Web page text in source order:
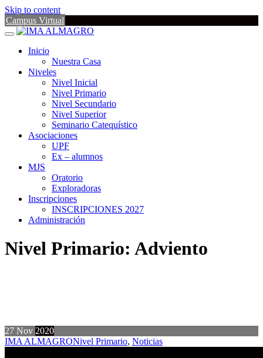
Skip to content
Campus Virtual
Inicio
Nuestra Casa
Niveles
Nivel Inicial
Nivel Primario
Nivel Secundario
Nivel Superior
Seminario Catequístico
Asociaciones
UPF
Ex – alumnos
MJS
Oratorio
Exploradoras
Inscripciones
INSCRIPCIONES 2027
Administración
Nivel Primario: Adviento
27 Nov 2020
IMA ALMAGRONivel Primario, Noticias